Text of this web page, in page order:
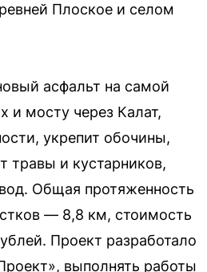
Плоское и селом
асфальт на самой
и мосту через Калат,
укрепит обочины,
травы и кустарников,
Общая протяженность
— 8,8 км, стоимость
Проект разработало
выполнять работы